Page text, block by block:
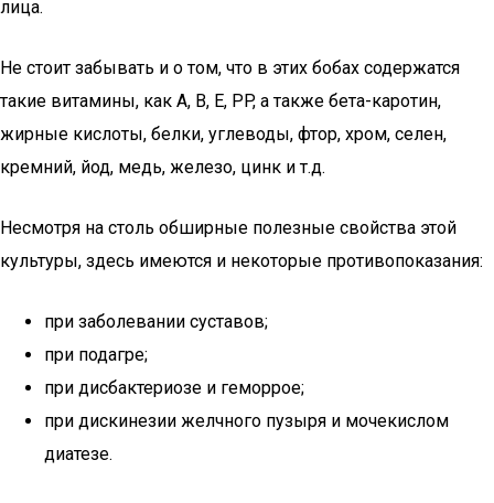
лица.
Не стоит забывать и о том, что в этих бобах содержатся
такие витамины, как A, B, E, PP, а также бета-каротин,
жирные кислоты, белки, углеводы, фтор, хром, селен,
кремний, йод, медь, железо, цинк и т.д.
Несмотря на столь обширные полезные свойства этой
культуры, здесь имеются и некоторые противопоказания:
при заболевании суставов;
при подагре;
при дисбактериозе и геморрое;
при дискинезии желчного пузыря и мочекислом
диатезе.